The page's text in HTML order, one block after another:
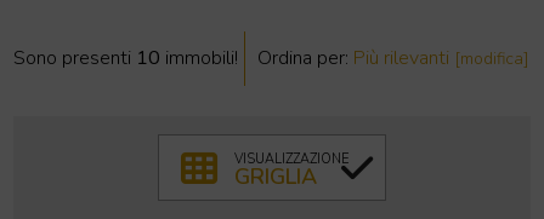
Sono presenti 10 immobili! Ordina per: Più rilevanti [modifica]
GRIGLIAVISUALIZZAZIONE
GRIGLIA